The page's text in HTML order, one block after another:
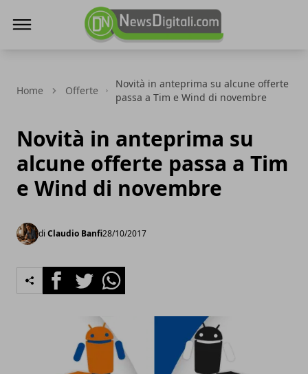
Home Offerte
Novità in anteprima su alcune offerte
passa a Tim e Wind di novembre
Novità in anteprima su
alcune offerte passa a Tim
e Wind di novembre
di Claudio Banfi28/10/2017
FacebookTwitterWhatsapp